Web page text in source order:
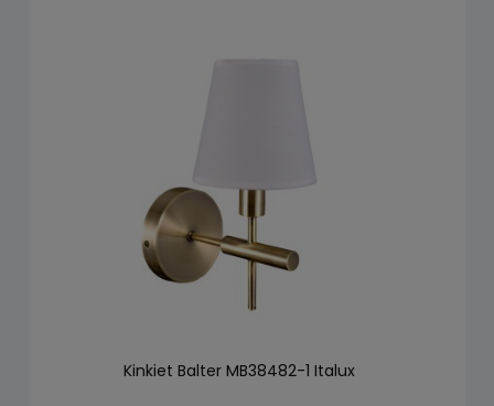
Kinkiet Balter MB38482-1 Italux